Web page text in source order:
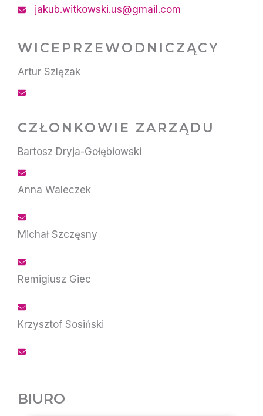
jakub.witkowski.us@gmail.com
WICEPRZEWODNICZĄCY
Artur Szlęzak
CZŁONKOWIE ZARZĄDU
Bartosz Dryja-Gołębiowski
Anna Waleczek
Michał Szczęsny
Remigiusz Giec
Krzysztof Sosiński
BIURO